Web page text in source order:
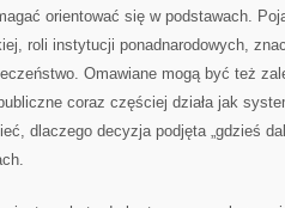
orientować się w podstawach.
roli instytucji ponadnarodowych,
Omawiane mogą być też
coraz częściej działa jak
dlaczego decyzja podjęta „gdzieś